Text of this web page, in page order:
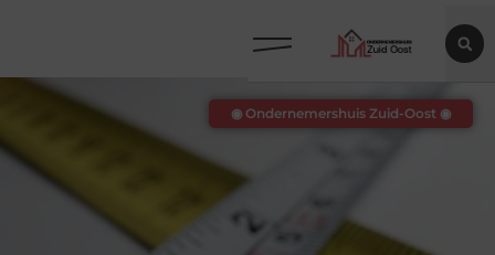
◉ Ondernemershuis Zuid-Oost ◉